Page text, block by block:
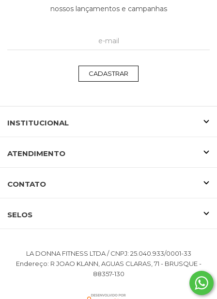
nossos lançamentos e campanhas
CADASTRAR
INSTITUCIONAL
ATENDIMENTO
CONTATO
SELOS
LA DONNA FITNESS LTDA / CNPJ: 25.040.933/0001-33
Endereço: R JOAO KLANN, AGUAS CLARAS, 71 - BRUSQUE -
88357-130